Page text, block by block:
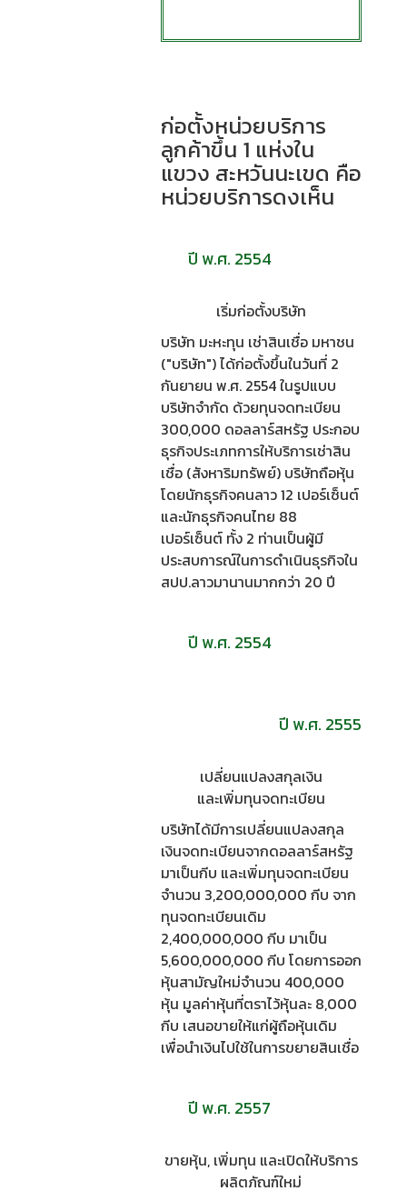
ก่อตั้งหน่วยบริการ
ลูกค้าขึ้น 1 แห่งใน
แขวง สะหวันนะเขด คือ
หน่วยบริการดงเห็น
ปี พ.ศ. 2554
เริ่มก่อตั้งบริษัท
บริษัท มะหะทุน เช่าสินเชื่อ มหาชน
("บริษัท") ได้ก่อตั้งขึ้นในวันที่ 2
กันยายน พ.ศ. 2554 ในรูปแบบ
บริษัทจำกัด ด้วยทุนจดทะเบียน
300,000 ดอลลาร์สหรัฐ ประกอบ
ธุรกิจประเภทการให้บริการเช่าสิน
เชื่อ (สังหาริมทรัพย์) บริษัทถือหุ้น
โดยนักธุรกิจคนลาว 12 เปอร์เซ็นต์
และนักธุรกิจคนไทย 88
เปอร์เซ็นต์ ทั้ง 2 ท่านเป็นผู้มี
ประสบการณ์ในการดำเนินธุรกิจใน
สปป.ลาวมานานมากกว่า 20 ปี
ปี พ.ศ. 2554
ปี พ.ศ. 2555
เปลี่ยนแปลงสกุลเงิน
และเพิ่มทุนจดทะเบียน
บริษัทได้มีการเปลี่ยนแปลงสกุล
เงินจดทะเบียนจากดอลลาร์สหรัฐ
มาเป็นกีบ และเพิ่มทุนจดทะเบียน
จำนวน 3,200,000,000 กีบ จาก
ทุนจดทะเบียนเดิม
2,400,000,000 กีบ มาเป็น
5,600,000,000 กีบ โดยการออก
หุ้นสามัญใหม่จำนวน 400,000
หุ้น มูลค่าหุ้นที่ตราไว้หุ้นละ 8,000
กีบ เสนอขายให้แก่ผู้ถือหุ้นเดิม
เพื่อนำเงินไปใช้ในการขยายสินเชื่อ
ปี พ.ศ. 2557
ขายหุ้น, เพิ่มทุน และเปิดให้บริการ
ผลิตภัณฑ์ใหม่